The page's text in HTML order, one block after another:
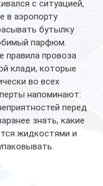
с ситуацией,
в аэропорту
бутылку
парфюм.
правила провоза
клади, которые
во всех
напоминают:
перед
знать, какие
жидкостями и